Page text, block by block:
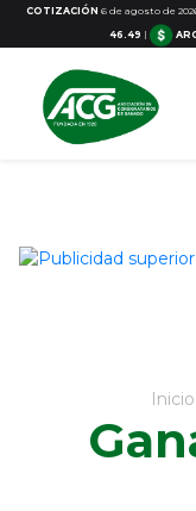
COTIZACIÓN 6 de agosto de
46.49 |
Inicio